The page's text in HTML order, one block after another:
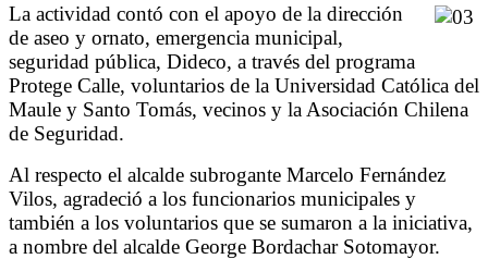
La actividad contó con el apoyo de la dirección
de aseo y ornato, emergencia municipal,
seguridad pública, Dideco, a través del programa
Protege Calle, voluntarios de la Universidad Católica del
Maule y Santo Tomás, vecinos y la Asociación Chilena
de Seguridad.
Al respecto el alcalde subrogante Marcelo Fernández
Vilos, agradeció a los funcionarios municipales y
también a los voluntarios que se sumaron a la iniciativa,
a nombre del alcalde George Bordachar Sotomayor.